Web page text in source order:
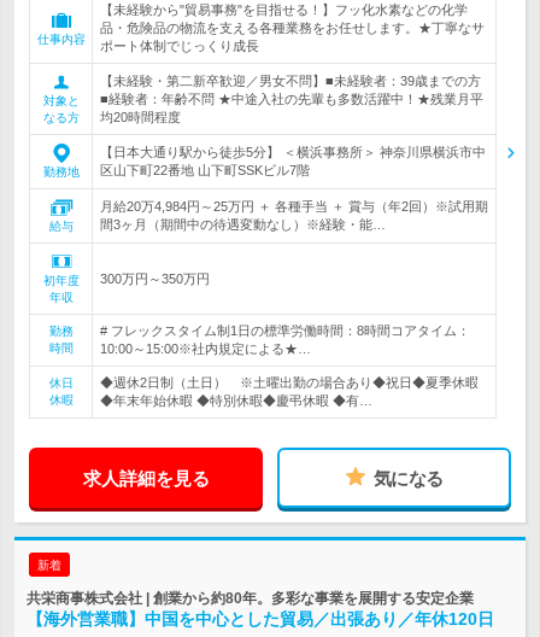
仕事内容
【未経験から"貿易事務"を目指せる！】フッ化水素などの化学
品・危険品の物流を支える各種業務をお任せします。★丁寧なサ
ポート体制でじっくり成長
対象と
なる方
【未経験・第二新卒歓迎／男女不問】■未経験者：39歳までの方
■経験者：年齢不問 ★中途入社の先輩も多数活躍中！★残業月平
均20時間程度
勤務地
【日本大通り駅から徒歩5分】 ＜横浜事務所＞ 神奈川県横浜市中
区山下町22番地 山下町SSKビル7階
給与
月給20万4,984円～25万円 ＋ 各種手当 ＋ 賞与（年2回）※試用期
間3ヶ月（期間中の待遇変動なし）※経験・能…
初年度
年収
300万円～350万円
勤務
時間
# フレックスタイム制1日の標準労働時間：8時間コアタイム：
10:00～15:00※社内規定による★…
休日
休暇
◆週休2日制（土日） ※土曜出勤の場合あり◆祝日◆夏季休暇
◆年末年始休暇 ◆特別休暇◆慶弔休暇 ◆有…
求人詳細を見る 気になる
新着
共栄商事株式会社 | 創業から約80年。多彩な事業を展開する安定企業
【海外営業職】中国を中心とした貿易／出張あり／年休120日